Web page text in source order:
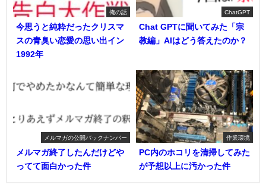
俺の話
今思うと純粋だったクリスマ
スの青臭い恋愛の思い出イン
1992年
ChatGPT
Chat GPTに聞いてみた「宗
教編」AIはどう答えたのか？
メルマガの公開バックナンバー
メルマガ終了したんだけどや
ってて面白かった件
作業環境
PC内のホコリを清掃してみた
が予想以上に汚かった件